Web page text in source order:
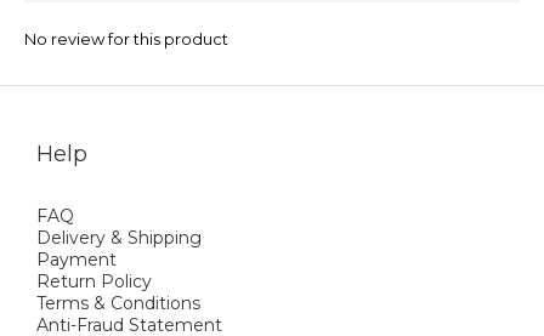
No review for this product
Help
FAQ
Delivery & Shipping
Payment
Return Policy
Terms & Conditions
Anti-Fraud Statement